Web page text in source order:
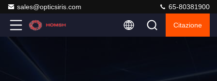
sales@opticsiris.com 65-80381900
Citazione